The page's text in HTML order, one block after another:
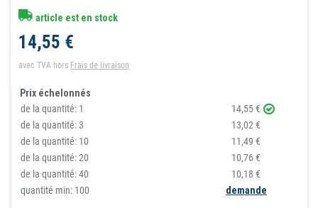
article est en stock
14,55 €
avec TVA hors Frais de livraison
Prix échelonnés
de la quantité: 1
14,55 €
de la quantité:3
13,02 €
de la quantité: 10
11,49 €
de la quantité:20
10,76 €
de la quantité:40
10,18 €
quantité min: 100
demande